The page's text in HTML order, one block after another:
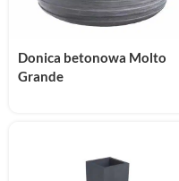
Donica betonowa Molto
Grande